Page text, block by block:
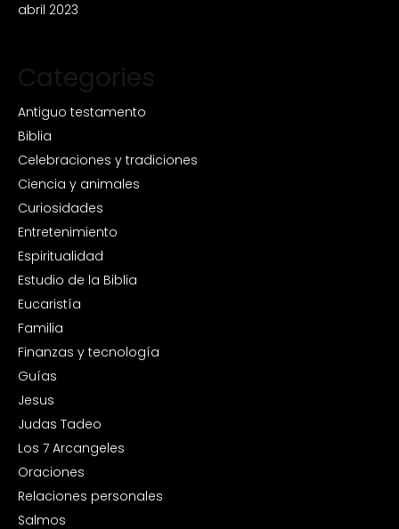
abril 2023
Categories
Antiguo testamento
Biblia
Celebraciones y tradiciones
Ciencia y animales
Curiosidades
Entretenimiento
Espiritualidad
Estudio de la Biblia
Eucaristía
Familia
Finanzas y tecnología
Guías
Jesus
Judas Tadeo
Los 7 Arcangeles
Oraciones
Relaciones personales
Salmos